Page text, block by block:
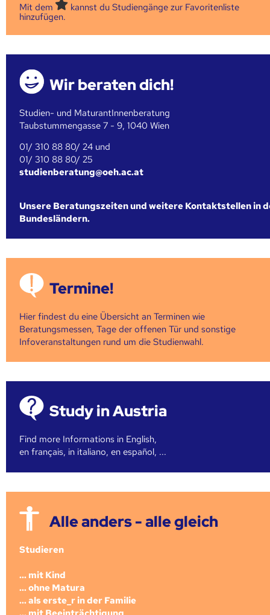
Mit dem
kannst du Studiengänge zur Favoritenliste
hinzufügen.
Wir beraten dich!
Studien- und MaturantInnenberatung
Taubstummengasse 7 - 9, 1040 Wien
01/ 310 88 80/ 24 und
01/ 310 88 80/ 25
studienberatung@oeh.ac.at
Unsere Beratungszeiten und weitere Kontaktstellen in
Bundesländern.
Termine!
Hier findest du eine Übersicht an Terminen wie
Beratungsmessen, Tage der offenen Tür und sonstige
Infoveranstaltungen rund um die Studienwahl.
Study in Austria
Find more Informations in English,
en français, in italiano, en español, ...
Alle anders - alle gleich
Studieren
... mit Kind
... ohne Matura
... als erste_r in der Familie